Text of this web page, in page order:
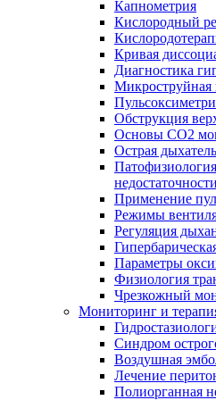
Капнометрия
Кислородный
Кривая
Диагностика
Микроструйная
Обструкция
Основы СО2
Острая
недостаточности
Применение
Режимы
Регуляция
Параметры
Физиология
Чрезкожный
Мониторинг и
Cиндром
Воздушная
Лечение
Полиорганная